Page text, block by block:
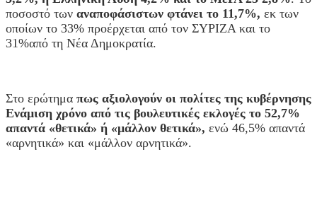
ποσοστό των αναποφάσιστων φτάνει το 11,7%, εκ των
οποίων το 33% προέρχεται από τον ΣΥΡΙΖΑ και το
31%από τη Νέα Δημοκρατία.
Στο ερώτημα πως αξιολογούν οι πολίτες της κυβέρνησης
Ενάμιση χρόνο από τις βουλευτικές εκλογές το 52,7%
απαντά «θετικά» ή «μάλλον θετικά», ενώ 46,5% απαντά
«αρνητικά» και «μάλλον αρνητικά».